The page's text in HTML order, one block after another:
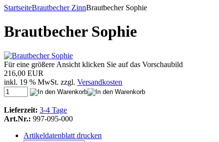
StartseiteBrautbecher ZinnBrautbecher Sophie
Brautbecher Sophie
Für eine größere Ansicht klicken Sie auf das Vorschaubild
216,00 EUR
inkl. 19 % MwSt. zzgl. Versandkosten
Lieferzeit: 3-4 Tage
Art.Nr.: 997-095-000
Artikeldatenblatt drucken